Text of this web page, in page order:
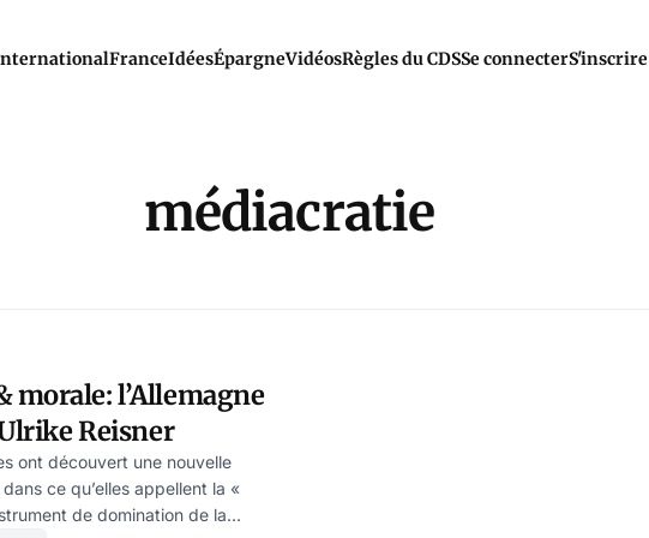
FranceIdéesÉpargneVidéosRègles du CDSSe connecterS'inscrire
médiacratie
morale: l’Allemagne
Reisner
ont découvert une nouvelle
ce qu’elles appellent la «
de domination de la